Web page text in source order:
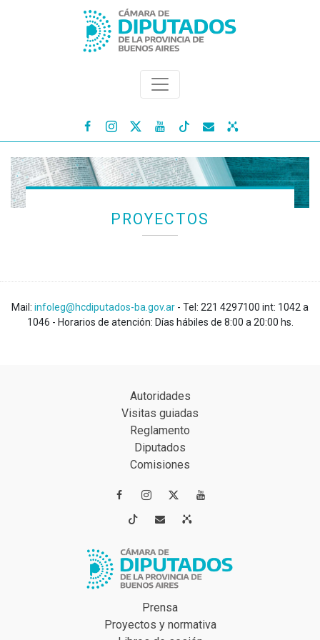
   
PROYECTOS
Mail: infoleg@hcdiputados-ba.gov.ar - Tel: 221 4297100 int: 1042 a
1046 - Horarios de atención: Días hábiles de 8:00 a 20:00 hs.
Autoridades
Visitas guiadas
Reglamento
Diputados
Comisiones
 
 
Prensa
Proyectos y normativa